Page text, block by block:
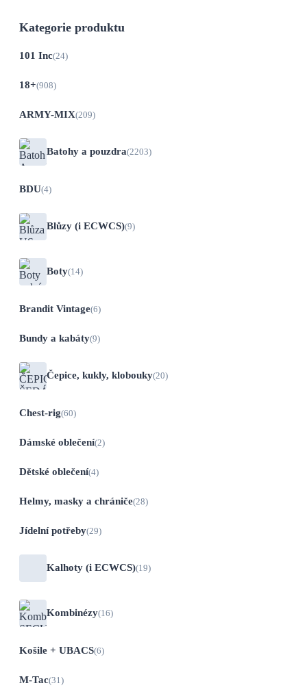
Kategorie produktu
101 Inc(24)
18+(908)
ARMY-MIX(209)
Batohy a pouzdra(2203)
BDU(4)
Blůzy (i ECWCS)(9)
Boty(14)
Brandit Vintage(6)
Bundy a kabáty(9)
Čepice, kukly, klobouky(20)
Chest-rig(60)
Dámské oblečení(2)
Dětské oblečení(4)
Helmy, masky a chrániče(28)
Jídelní potřeby(29)
Kalhoty (i ECWCS)(19)
Kombinézy(16)
Košile + UBACS(6)
M-Tac(31)